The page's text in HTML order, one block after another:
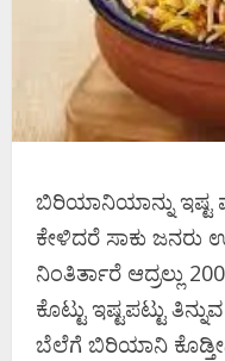
ಬಿರಿಯಾನಿಯಾನ್ನು ಇಷ್ಟ
ಕೇಳಿದರೆ ಸಾಕು
ನಿಂತಿರ್ತಾರೆ ಆದ್ರಲ್ಲು
ಕೊಟ್ಟು ಇಷ್ಟಪಟ್ಟು
ಬೆಲೆಗೆ ಬಿರಿಯಾನಿ